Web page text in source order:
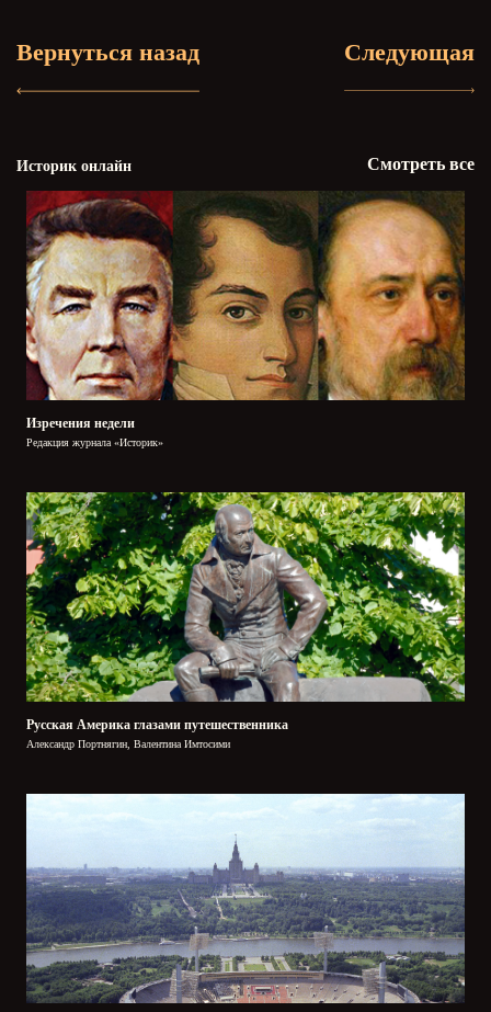
Вернуться назад Следующая
Историк онлайн Смотреть все
Изречения недели
Редакция журнала «Историк»
Русская Америка глазами путешественника
Александр Портнягин, Валентина Имтосими